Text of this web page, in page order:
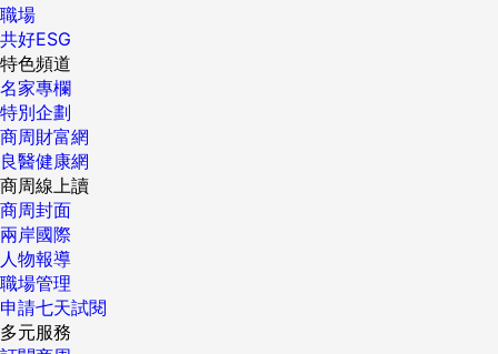
decade就使國家翻身，但長期而言仍得面對資源分配不均、社
會流動停滯、勞工生活條件太差以及環境汙染等問題。 我們不
難發現，有許多台灣人只要看到三星出事就立刻大打落水狗並
以此強化民族自尊心說著「台灣其實很好」，但我總認為台灣
沒有什麼幸災樂禍的本錢。這幾年來台灣對於中國、韓國企業
出問題的事件，多半抱持一種「你下我就上」的心態，但即使
目前我們與中韓在某些產業位置上是直接競爭者，韓國衰弱並
不表示台灣就能強盛。 暫且不論潛在競爭者例如印尼、泰國與
越南，中國的成本與市場優勢將長期持續，而韓國在許多特殊
技術方面正逐漸追上日本，即使中韓真的出問題，也不表示台
灣能因此大幅受惠──況且，台灣的勞工問題、環保問題，也絲
毫不比中韓簡單到哪裡。 從結果看來，此次三星正式公開認
錯，我認為中短期內對韓國大型企業獨強的經濟模式不至於產
生影響。但就長期來看，這幾年來韓國的經濟模式飽受詬病，
職場
共好ESG
特色頻道
名家專欄
特別企劃
商周財富網
良醫健康網
商周線上讀
商周封面
兩岸國際
人物報導
職場管理
申請七天試閱
多元服務